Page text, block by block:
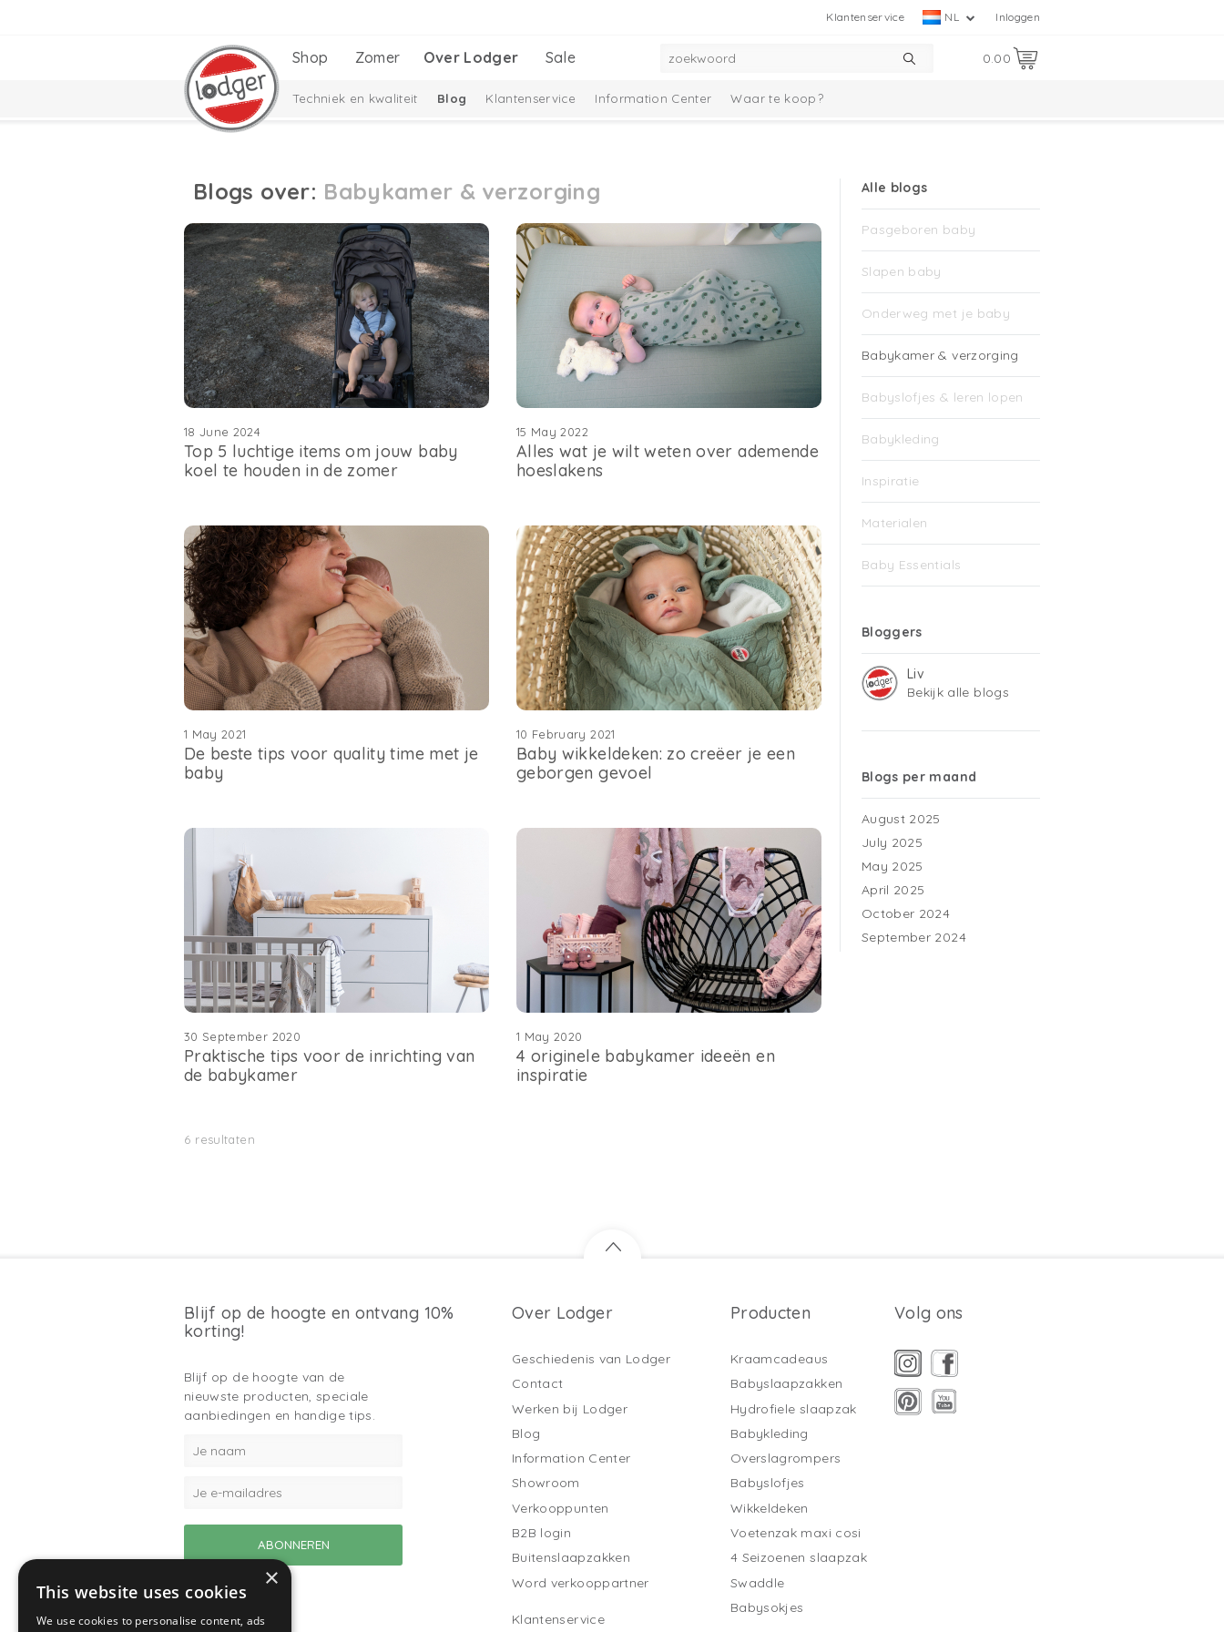
Inloggen
NL
Klantenservice
0.00
Shop Zomer Over Lodger Sale
Techniek en kwaliteit Blog Klantenservice Information Center Waar te koop?
Blogs over: Babykamer & verzorging
18 June 2024
Top 5 luchtige items om jouw baby
koel te houden in de zomer
15 May 2022
Alles wat je wilt weten over ademende
hoeslakens
1 May 2021
De beste tips voor quality time met je
baby
10 February 2021
Baby wikkeldeken: zo creëer je een
geborgen gevoel
30 September 2020
Praktische tips voor de inrichting van
de babykamer
1 May 2020
4 originele babykamer ideeën en
inspiratie
6 resultaten
Alle blogs
Pasgeboren baby
Slapen baby
Onderweg met je baby
Babykamer & verzorging
Babyslofjes & leren lopen
Babykleding
Inspiratie
Materialen
Baby Essentials
Bloggers
Liv
Bekijk alle blogs
Blogs per maand
August 2025
July 2025
May 2025
April 2025
October 2024
September 2024
Blijf op de hoogte en ontvang 10%
korting!
Blijf op de hoogte van de
nieuwste producten, speciale
aanbiedingen en handige tips.
Over Lodger
Geschiedenis van Lodger
Contact
Werken bij Lodger
Blog
Information Center
Showroom
Verkooppunten
B2B login
Buitenslaapzakken
Word verkooppartner
Klantenservice
Producten
Kraamcadeaus
Babyslaapzakken
Hydrofiele slaapzak
Babykleding
Overslagrompers
Babyslofjes
Wikkeldeken
Voetenzak maxi cosi
4 Seizoenen slaapzak
Swaddle
Babysokjes
Volg ons
×
This website uses cookies
We use cookies to personalise content, ads